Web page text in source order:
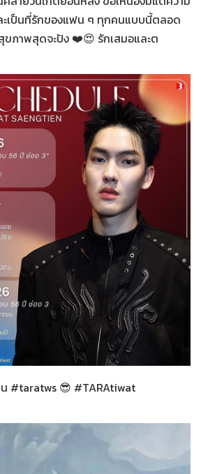
เป็นที่รักของแฟน ๆ ทุกคนแบบนี้ตลอด
สุขภาพสุดจะปัง ❤️😍 รักเสมอและต
ทั่วไป
น #taratws 😎 #TARAtiwat